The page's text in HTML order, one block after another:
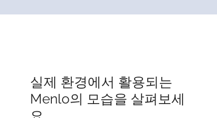
실제 환경에서 활용되는
Menlo의 모습을 살펴보세